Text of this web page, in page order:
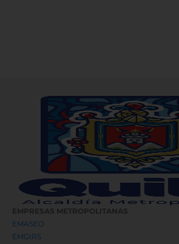
EMPRESAS METROPOLITANAS
EMASEO
EMGIRS